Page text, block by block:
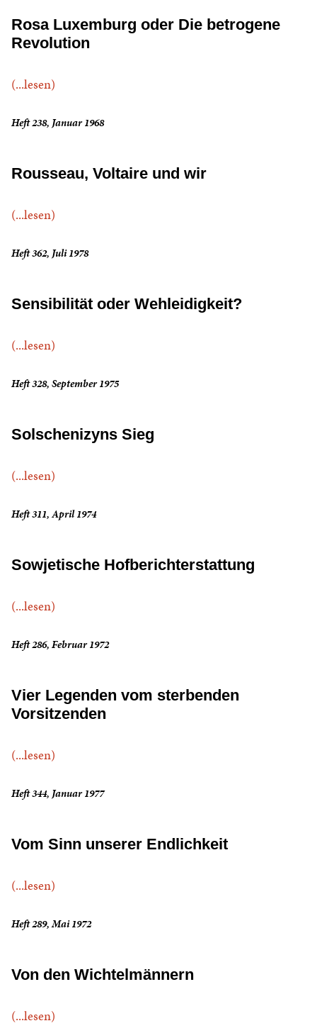
Rosa Luxemburg oder Die betrogene
Revolution
(...lesen)
Heft 238, Januar 1968
Rousseau, Voltaire und wir
(...lesen)
Heft 362, Juli 1978
Sensibilität oder Wehleidigkeit?
(...lesen)
Heft 328, September 1975
Solschenizyns Sieg
(...lesen)
Heft 311, April 1974
Sowjetische Hofberichterstattung
(...lesen)
Heft 286, Februar 1972
Vier Legenden vom sterbenden
Vorsitzenden
(...lesen)
Heft 344, Januar 1977
Vom Sinn unserer Endlichkeit
(...lesen)
Heft 289, Mai 1972
Von den Wichtelmännern
(...lesen)